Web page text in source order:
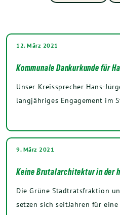
12. März 2021
Kommunale Dankurkunde für
Unser Kreissprecher Hans-
langjähriges Engagement im
9. März 2021
Keine Brutalarchitektur in der
Die Grüne Stadtratsfraktion
setzen sich seitJahren für